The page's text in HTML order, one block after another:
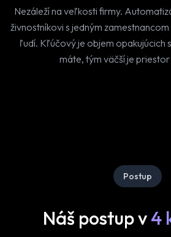
Nezáleží na veľkosti firmy.
živnostníkovi s jedným
ľudí. Kľúčový je objem opakujúcich
máte, tým väčší je
Postup
Náš postup v4